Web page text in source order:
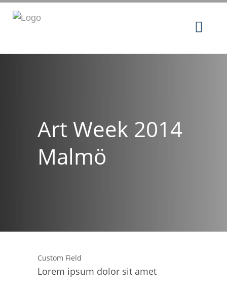
Art Week 2014
Malmö
Custom Field
Lorem ipsum dolor sit amet